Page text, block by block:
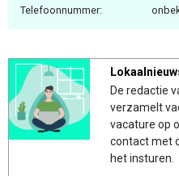
Telefoonnummer:
De redactie
verzamelt
vacature op
contact met
het insturen.